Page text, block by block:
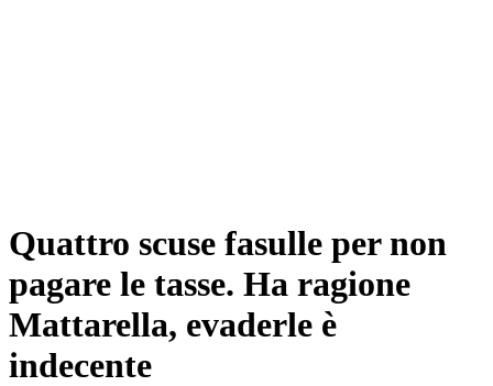
Quattro scuse fasulle per non
pagare le tasse. Ha ragione
Mattarella, evaderle è
indecente